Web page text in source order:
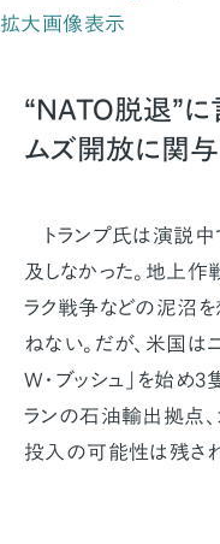
拡大画像表示
“NATO脱退”
ムズ開放に関
トランプ氏は演説中
及しなかった。地上
ラク戦争などの泥沼
ねない。だが、米国は
W・ブッシュ」を始め3
ランの石油輸出拠点
投入の可能性は残さ